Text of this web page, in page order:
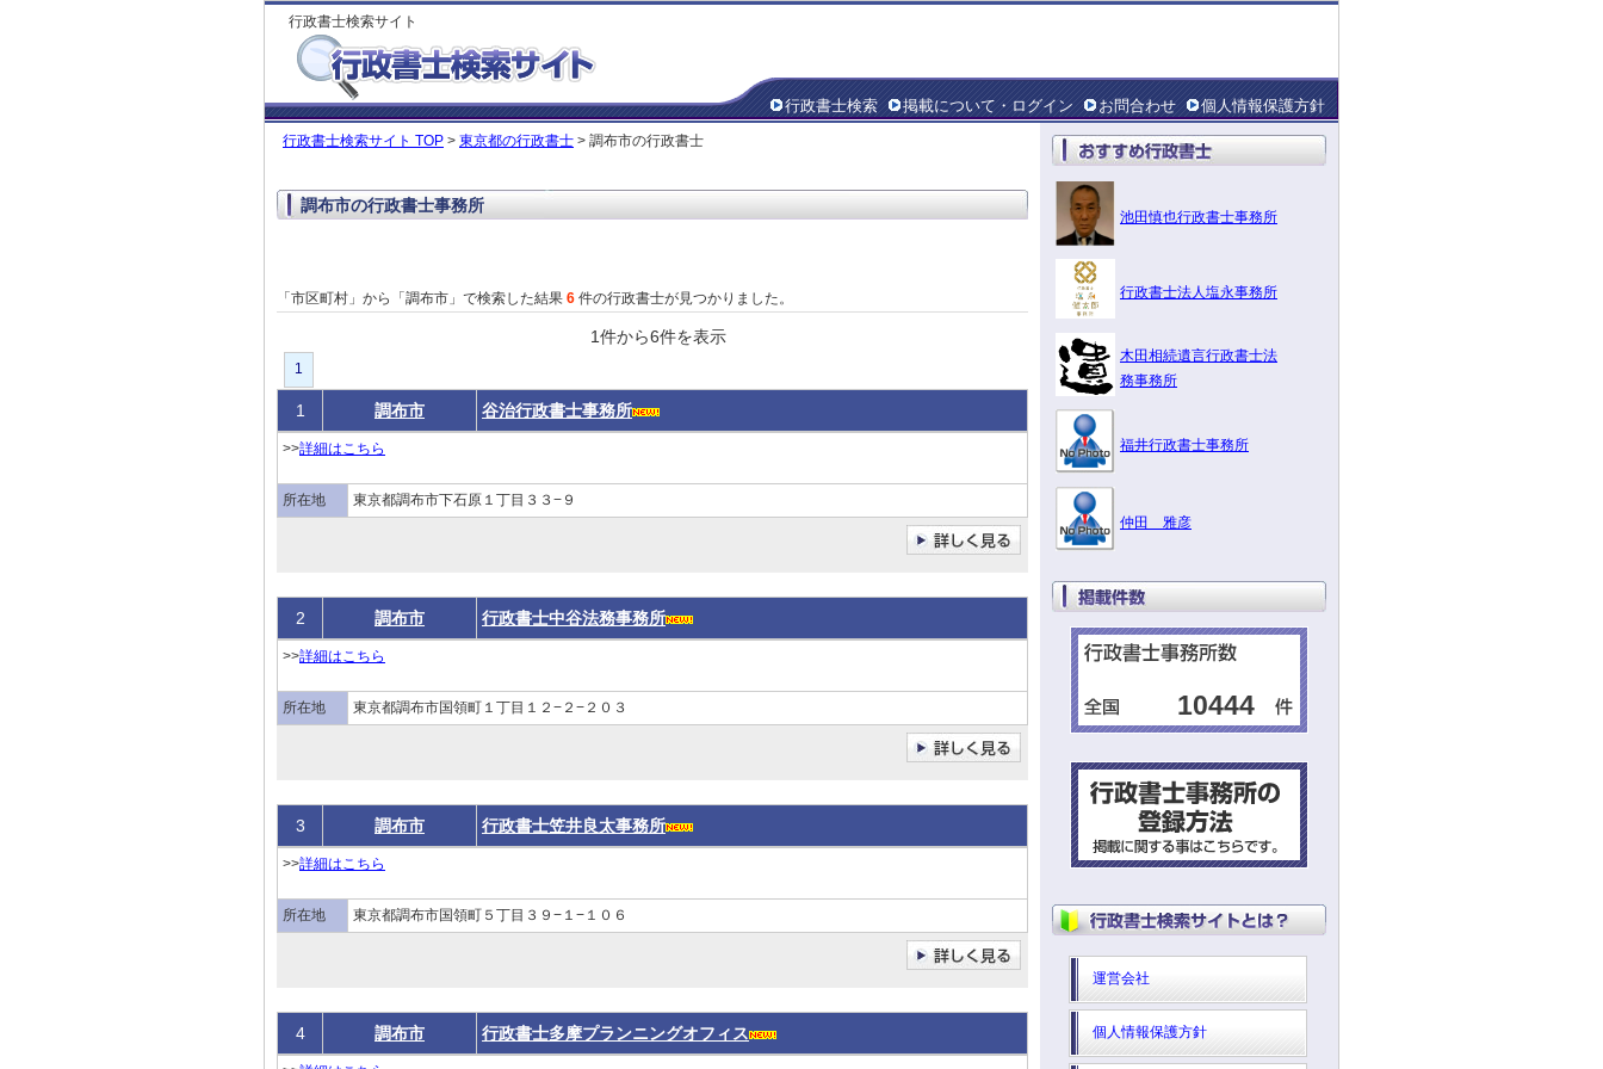
行政書士検索サイト
行政書士検索 掲載について・ログイン お問合わせ 個人情報保護方針
行政書士検索サイト TOP > 東京都の行政書士 > 調布市の行政書士
調布市の行政書士事務所
「市区町村」から「調布市」で検索した結果 6 件の行政書士が見つかりました。
1件から6件を表示
1
1 調布市 谷治行政書士事務所
>>詳細はこちら
所在地 東京都調布市下石原１丁目３３−９
2 調布市 行政書士中谷法務事務所
>>詳細はこちら
所在地 東京都調布市国領町１丁目１２−２−２０３
3 調布市 行政書士笠井良太事務所
>>詳細はこちら
所在地 東京都調布市国領町５丁目３９−１−１０６
4 調布市 行政書士多摩プランニングオフィス
池田慎也行政書士事務所
行政書士法人塩永事務所
木田相続遺言行政書士法
務事務所
福井行政書士事務所
仲田 雅彦
10444
運営会社
個人情報保護方針